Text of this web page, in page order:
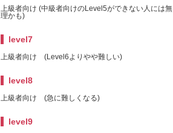
上級者向け (中級者向けのLevel5ができない人には無
理かも)
level7
上級者向け (Level6よりやや難しい)
level8
上級者向け (急に難しくなる)
level9